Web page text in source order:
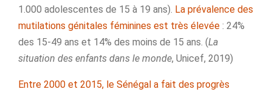
1.000 adolescentes de 15 à 19 ans). La prévalence des
mutilations génitales féminines est très élevée : 24%
des 15-49 ans et 14% des moins de 15 ans. (La
situation des enfants dans le monde, Unicef, 2019)
Entre 2000 et 2015, le Sénégal a fait des progrès